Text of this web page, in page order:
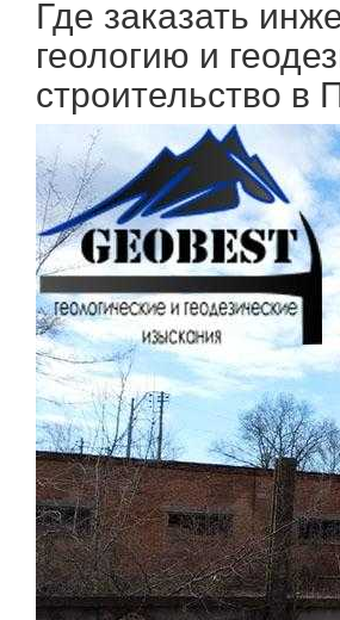
Где заказать
геологию и
строительство в